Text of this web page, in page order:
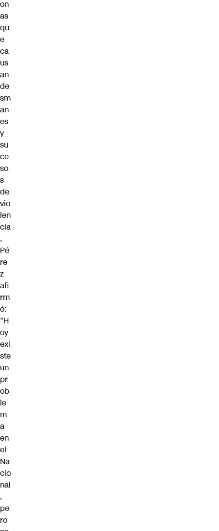
on
as
qu
e
ca
us
an
de
sm
an
es
y
su
ce
so
s
de
vio
len
cia
,
Pé
re
z
afi
rm
ó:
“H
oy
exi
ste
un
pr
ob
le
m
a
en
el
Na
cio
nal
,
pe
ro